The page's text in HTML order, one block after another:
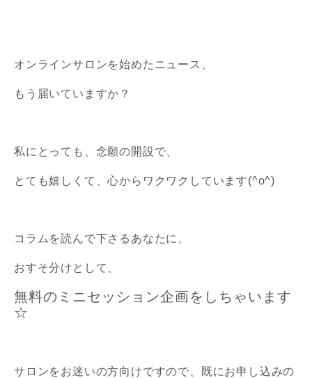
オンラインサロンを始めたニュース、
もう届いていますか？
私にとっても、念願の開設で、
とても嬉しくて、心からワクワクしています(^o^)
コラムを読んで下さるあなたに、
おすそ分けとして、
無料のミニセッション企画をしちゃいます
☆
サロンをお迷いの方向けですので、既にお申し込みの